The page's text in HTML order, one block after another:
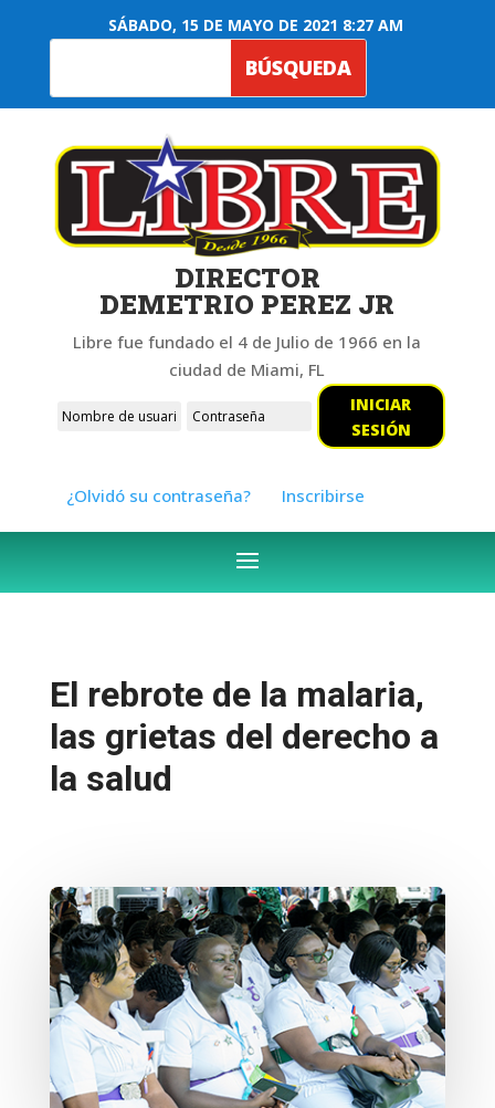
SÁBADO, 15 DE MAYO DE 2021 8:27 AM
DIRECTOR
DEMETRIO PEREZ JR
Libre fue fundado el 4 de Julio de 1966 en la
ciudad de Miami, FL
INICIAR
SESIÓN
¿Olvidó su contraseña? Inscribirse
El rebrote de la malaria,
las grietas del derecho a
la salud